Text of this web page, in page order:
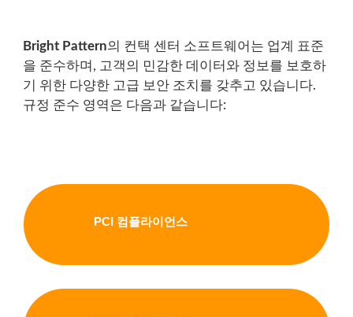
Bright Pattern의 컨택 센터 소프트웨어는 업계 표준
을 준수하며, 고객의 민감한 데이터와 정보를 보호하
기 위한 다양한 고급 보안 조치를 갖추고 있습니다.
규정 준수 영역은 다음과 같습니다:
PCI 컴플라이언스